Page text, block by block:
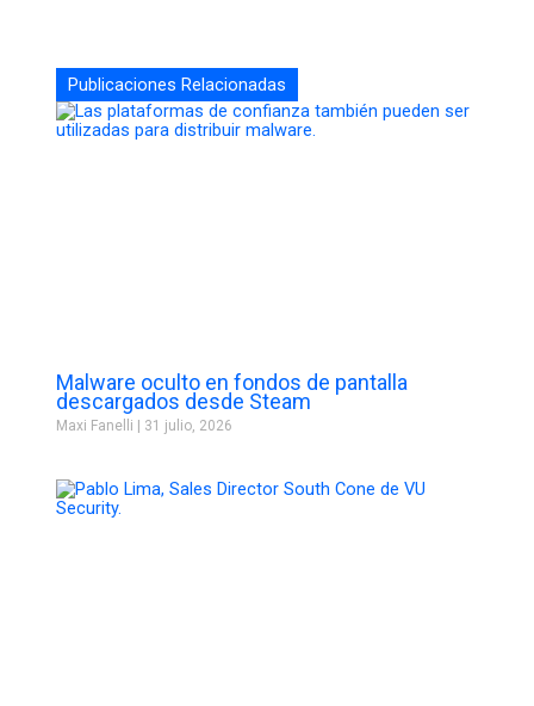
Publicaciones Relacionadas
Malware oculto en fondos de pantalla
descargados desde Steam
Maxi Fanelli 31 julio, 2026